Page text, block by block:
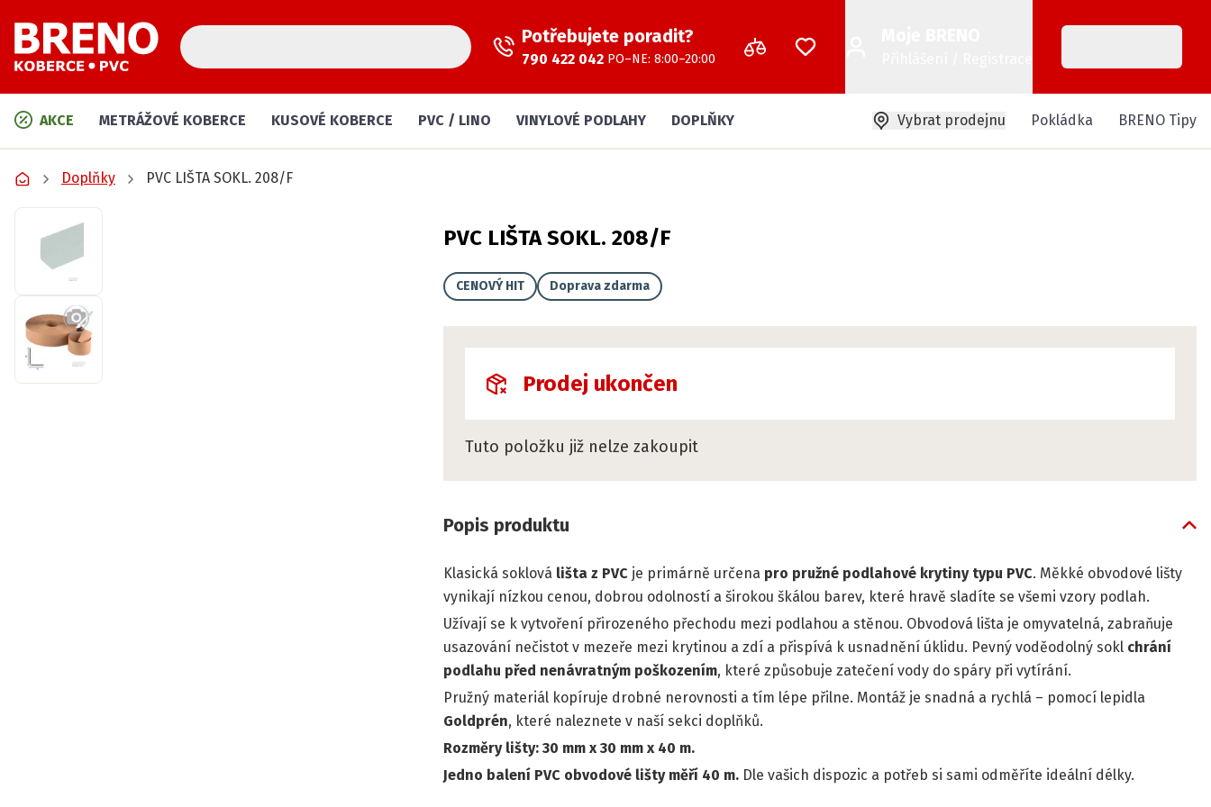
Potřebujete poradit?
790 422 042 PO–NE: 8:00–20:00
AKCE METRÁŽOVÉ KOBERCE KUSOVÉ KOBERCE PVC / LINO VINYLOVÉ PODLAHY DOPLŇKY Vybrat prodejnu Pokládka BRENO Tipy
Doplňky PVC LIŠTA SOKL. 208/F
PVC LIŠTA SOKL. 208/F
CENOVÝ HIT Doprava zdarma
Prodej ukončen
Tuto položku již nelze zakoupit
Popis produktu
Klasická soklová lišta z PVC je primárně určena pro pružné podlahové krytiny typu PVC. Měkké obvodové lišty
vynikají nízkou cenou, dobrou odolností a širokou škálou barev, které hravě sladíte se všemi vzory podlah.
Užívají se k vytvoření přirozeného přechodu mezi podlahou a stěnou. Obvodová lišta je omyvatelná, zabraňuje
usazování nečistot v mezeře mezi krytinou a zdí a přispívá k usnadnění úklidu. Pevný voděodolný sokl chrání
podlahu před nenávratným poškozením, které způsobuje zatečení vody do spáry při vytírání.
Pružný materiál kopíruje drobné nerovnosti a tím lépe přilne. Montáž je snadná a rychlá – pomocí lepidla
Goldprén, které naleznete v naší sekci doplňků.
Rozměry lišty: 30 mm x 30 mm x 40 m.
Jedno balení PVC obvodové lišty měří 40 m. Dle vašich dispozic a potřeb si sami odměříte ideální délky.